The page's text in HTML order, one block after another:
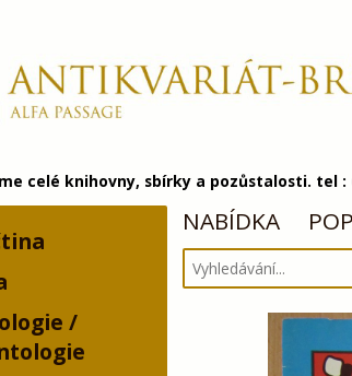
celé knihovny, sbírky a pozůstalosti. tel :
/
NABÍDKA